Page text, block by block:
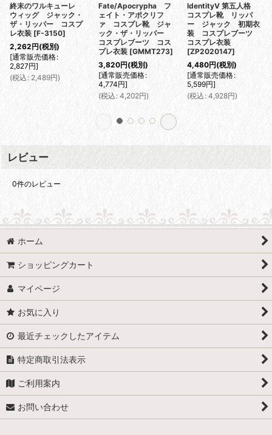
終末のワルキューレ
ウィッグ ジャック・
ザ・リッパー コスプ
レ衣装 [F-3150]
2,262円(税別)
[通常販売価格:
2,827円]
(税込 : 2,489円)
Fate/Apocrypha フ
ェイト・アポクリフ
ァ コスプレ靴 ジャ
ック・ザ・リッパー
コスプレブーツ コス
プレ衣装 [GMMT273]
3,820円(税別)
[通常販売価格:
4,774円]
(税込 : 4,202円)
IdentityV 第五人格
コスプレ靴 リッパ
ー ジャック 初期衣
装 コスプレブーツ
コスプレ衣装
[ZP2020147]
4,480円(税別)
[通常販売価格:
5,599円]
(税込 : 4,928円)
レビュー
0件のレビュー
ホーム
ショッピングカート
マイページ
お気に入り
最近チェックしたアイテム
特定商取引法表示
ご利用案内
お問い合わせ